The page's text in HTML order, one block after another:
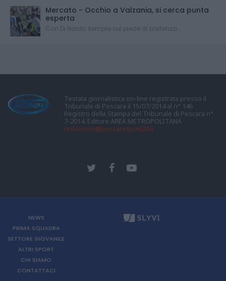
Mercato - Occhio a Valzania, si cerca punta
esperta
Con Di Nardo sempre sul piede di partenza...
Testata giornalistica on-line registrata presso il
Tribunale di Pescara il 15/07/2014 al n° 146
Registro della Stampa del Tribunale di Pescara n°
7-2014. Editore AREA METROPOLITANA
redazione@pescarasport24.it
NEWS
PRIMA SQUADRA
SETTORE GIOVANILE
ALTRI SPORT
CHI SIAMO
CONTATTACI